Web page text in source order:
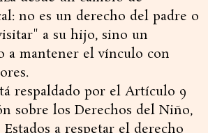
no es un derecho del padre o
a su hijo, sino un
a mantener el vínculo con
respaldado por el Artículo 9
sobre los Derechos del Niño,